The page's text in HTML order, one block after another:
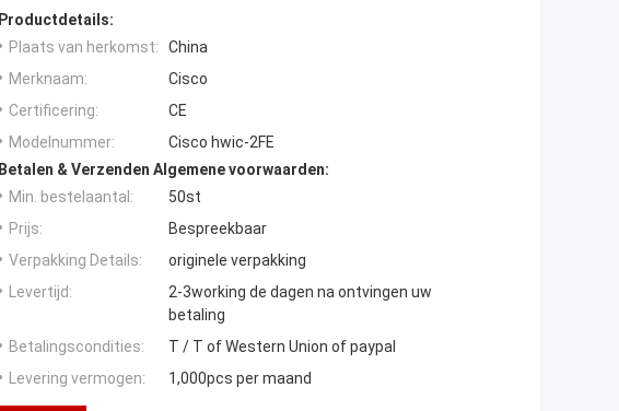
Productdetails:
Plaats van herkomst:
China
Merknaam:
Cisco
Certificering:
CE
Modelnummer:
Cisco hwic-2FE
Betalen & Verzenden Algemene voorwaarden:
Min. bestelaantal:
50st
Prijs:
Bespreekbaar
Verpakking Details:
originele verpakking
Levertijd:
2-3working de dagen na ontvingen uw
betaling
Betalingscondities:
T / T of Western Union of paypal
Levering vermogen:
1,000pcs per maand